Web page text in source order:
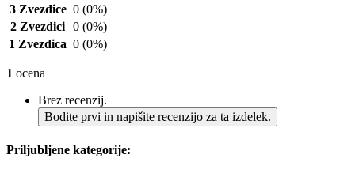
3 Zvezdice 0 (0%)
2 Zvezdici 0 (0%)
1 Zvezdica 0 (0%)
1 ocena
Brez recenzij.
Bodite prvi in napišite recenzijo za ta izdelek.
Priljubljene kategorije: